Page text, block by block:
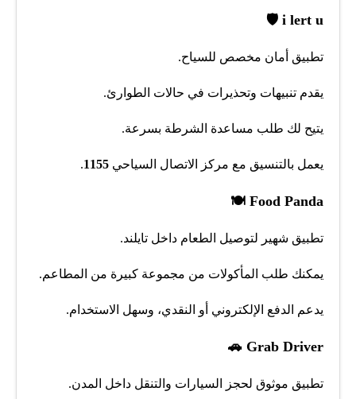
🛡️ i lert u
تطبيق أمان مخصص للسياح.
يقدم تنبيهات وتحذيرات في حالات الطوارئ.
يتيح لك طلب مساعدة الشرطة بسرعة.
يعمل بالتنسيق مع مركز الاتصال السياحي 1155
.
🍽️ Food Panda
تطبيق شهير لتوصيل الطعام داخل تايلند.
يمكنك طلب المأكولات من مجموعة كبيرة من المطاعم.
يدعم الدفع الإلكتروني أو النقدي، وسهل الاستخدام.
🚗 Grab Driver
تطبيق موثوق لحجز السيارات والتنقل داخل المدن.